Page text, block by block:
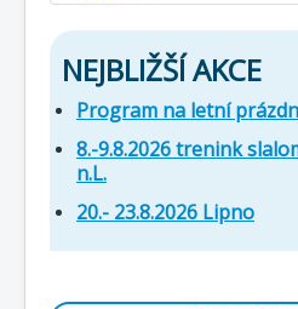
NEJBLIŽŠÍ AKCE
Program na letní
8.-9.8.2026 trenink
n.L.
20.- 23.8.2026 Lipno